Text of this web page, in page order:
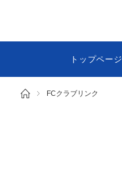
トップページ
FCクラブリンク